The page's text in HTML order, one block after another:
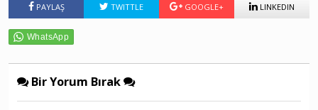
PAYLAŞ TWITTLE GOOGLE+ LINKEDIN
Bir Yorum Bırak